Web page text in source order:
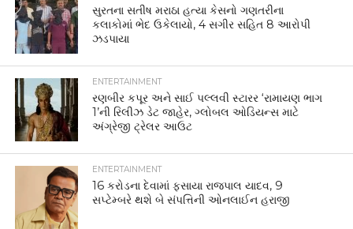
સુરતના સતીષ મરાઠા હત્યા કેસનો ગણતરીના
કલાકોમાં ભેદ ઉકેલાયો, 4 સગીર સહિત 8 આરોપી
ઝડપાયા
ENTERTAINMENT
રણબીર કપૂર અને સાઈ પલ્લવી સ્ટારર ‘રામાયણ ભાગ
1’ની રિલીઝ ડેટ જાહેર, ગ્લોબલ ઓડિયન્સ માટે
અંગ્રેજી ટ્રેલર આઉટ
ENTERTAINMENT
16 કરોડના દેવામાં ફસાયા રાજપાલ યાદવ, 9
સપ્ટેમ્બરે થશે બે સંપત્તિની ઓનલાઈન હરાજી